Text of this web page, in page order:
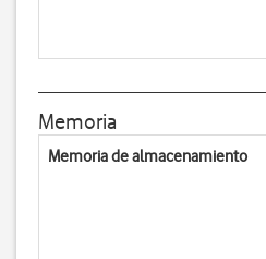
Memoria
Memoria de almacenamiento